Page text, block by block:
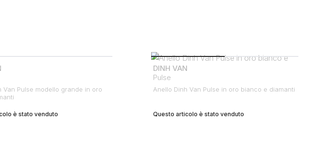
Van Pulse modello grande in oro
è stato venduto
DINH VAN
Pulse
Anello Dinh Van Pulse in oro bianco e diamanti
Questo articolo è stato venduto